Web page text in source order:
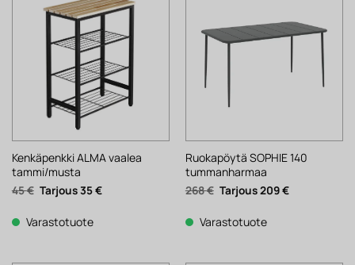
Kenkäpenkki ALMA vaalea
tammi/musta
45€ Alkuperäinen
hinta
45 €.
35€Nykyinen
Varastotuote
Ruokapöytä SOPHIE 140
tummanharmaa
268€ Alkuperäinen
hinta
268 €.
209€Nykyinen
Varastotuote